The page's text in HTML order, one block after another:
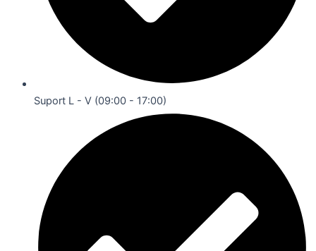
Suport L - V (09:00 - 17:00)